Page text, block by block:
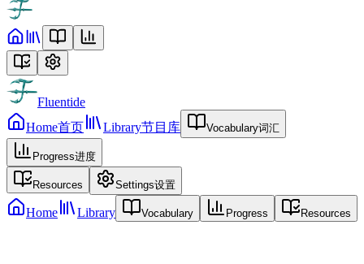
Fluentide
Home首页 Library节目库 Vocabulary词汇
Progress进度
Resources Settings设置
Home Library Vocabulary Progress Resources